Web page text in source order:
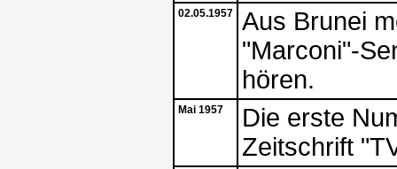
02.05.1957
Aus Brunei
"Marconi"-
hören.
Mai 1957
Die erste
Zeitschrift